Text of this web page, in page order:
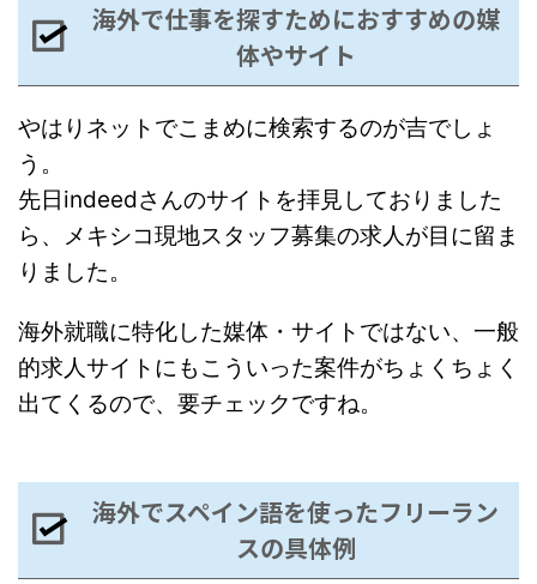
海外で仕事を探すためにおすすめの媒
体やサイト
やはりネットでこまめに検索するのが吉でしょ
う。
先日indeedさんのサイトを拝見しておりました
ら、メキシコ現地スタッフ募集の求人が目に留ま
りました。
海外就職に特化した媒体・サイトではない、一般
的求人サイトにもこういった案件がちょくちょく
出てくるので、要チェックですね。
海外でスペイン語を使ったフリーラン
スの具体例